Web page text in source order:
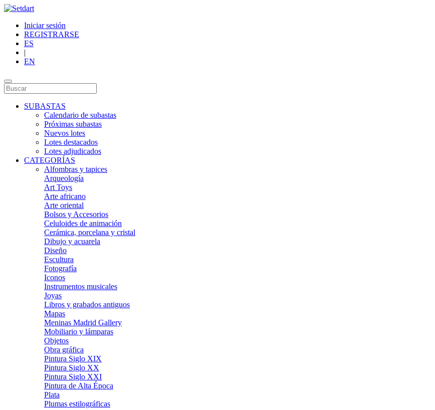
Iniciar sesión
REGISTRARSE
ES
|
EN
SUBASTAS
Calendario de subastas
Próximas subastas
Nuevos lotes
Lotes destacados
Lotes adjudicados
CATEGORÍAS
Alfombras y tapices
Arqueología
Art Toys
Arte africano
Arte oriental
Bolsos y Accesorios
Celuloides de animación
Cerámica, porcelana y cristal
Dibujo y acuarela
Diseño
Escultura
Fotografía
Iconos
Instrumentos musicales
Joyas
Libros y grabados antiguos
Mapas
Meninas Madrid Gallery
Mobiliario y lámparas
Objetos
Obra gráfica
Pintura Siglo XIX
Pintura Siglo XX
Pintura Siglo XXI
Pintura de Alta Época
Plata
Plumas estilográficas